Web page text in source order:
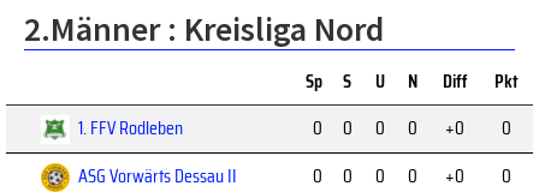
2.Männer : Kreisliga Nord
Sp S U N Diff
Pkt
1. FFV Rodleben
0 0 0 0 +0
0
ASG Vorwärts Dessau II
0 0 0 0 +0
0